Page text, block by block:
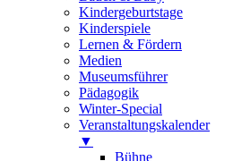
Kindergeburtstage
Kinderspiele
Lernen & Fördern
Medien
Museumsführer
Pädagogik
Winter-Special
Veranstaltungskalender
▼
Bühne